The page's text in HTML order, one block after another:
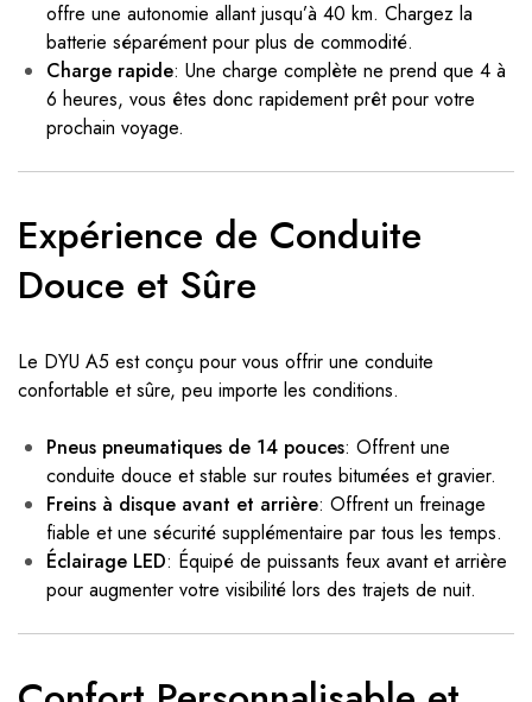
offre une autonomie allant jusqu’à 40 km. Chargez la
batterie séparément pour plus de commodité.
Charge rapide: Une charge complète ne prend que 4 à
6 heures, vous êtes donc rapidement prêt pour votre
prochain voyage.
Expérience de Conduite
Douce et Sûre
Le DYU A5 est conçu pour vous offrir une conduite
confortable et sûre, peu importe les conditions.
Pneus pneumatiques de 14 pouces: Offrent une
conduite douce et stable sur routes bitumées et gravier.
Freins à disque avant et arrière: Offrent un freinage
fiable et une sécurité supplémentaire par tous les temps.
Éclairage LED: Équipé de puissants feux avant et arrière
pour augmenter votre visibilité lors des trajets de nuit.